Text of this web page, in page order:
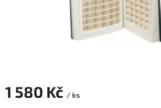
1 580 Kč / ks